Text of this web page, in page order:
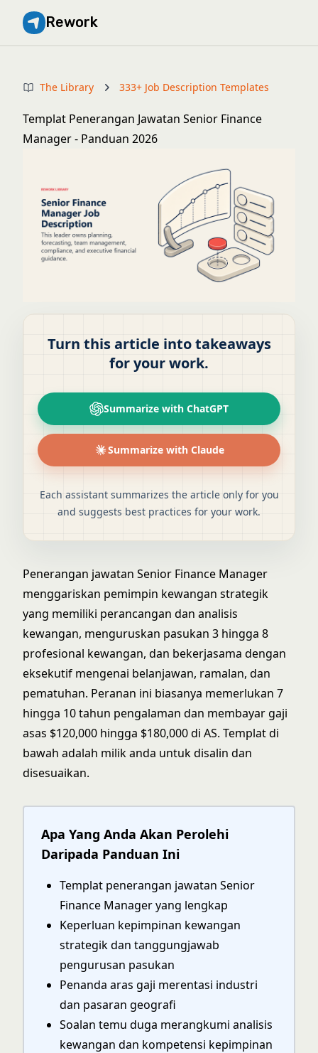
Rework
The Library 333+ Job Description Templates
Templat Penerangan Jawatan Senior Finance
Manager - Panduan 2026
Turn this article into takeaways
for your work.
Summarize with ChatGPT
Summarize with Claude
Each assistant summarizes the article only for you
and suggests best practices for your work.
Penerangan jawatan Senior Finance Manager
menggariskan pemimpin kewangan strategik
yang memiliki perancangan dan analisis
kewangan, menguruskan pasukan 3 hingga 8
profesional kewangan, dan bekerjasama dengan
eksekutif mengenai belanjawan, ramalan, dan
pematuhan. Peranan ini biasanya memerlukan 7
hingga 10 tahun pengalaman dan membayar gaji
asas $120,000 hingga $180,000 di AS. Templat di
bawah adalah milik anda untuk disalin dan
disesuaikan.
Apa Yang Anda Akan Perolehi
Daripada Panduan Ini
Templat penerangan jawatan Senior
Finance Manager yang lengkap
Keperluan kepimpinan kewangan
strategik dan tanggungjawab
pengurusan pasukan
Penanda aras gaji merentasi industri
dan pasaran geografi
Soalan temu duga merangkumi analisis
kewangan dan kompetensi kepimpinan